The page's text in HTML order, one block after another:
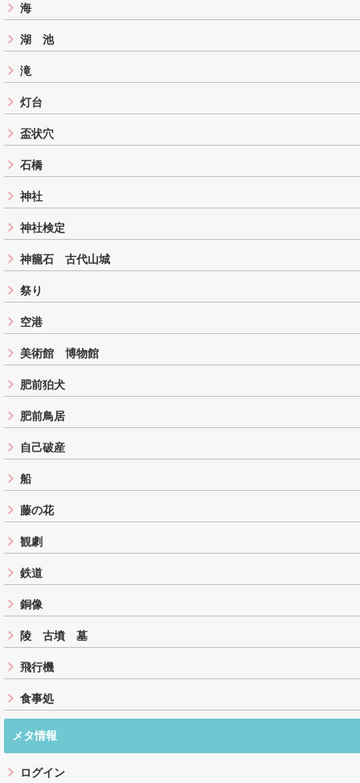
海
湖 池
滝
灯台
盃状穴
石橋
神社
神社検定
神籠石 古代山城
祭り
空港
美術館 博物館
肥前狛犬
肥前鳥居
自己破産
船
藤の花
観劇
鉄道
銅像
陵 古墳 墓
飛行機
食事処
メタ情報
ログイン